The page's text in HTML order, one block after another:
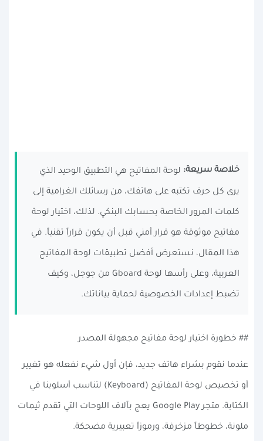
خلاصة سريعة: لوحة المفاتيح هي التطبيق الوحيد الذي
يرى كل حرف تكتبه على هاتفك، من رسائلك الغرامية إلى
كلمات المرور الخاصة بحسابك البنكي. لذلك، اختيار لوحة
مفاتيح موثوقة هو قرار أمني قبل أن يكون قراراً تقنياً. في
هذا المقال، نستعرض أفضل تطبيقات لوحة المفاتيح
العربية، وعلى رأسها لوحة Gboard من جوجل، وكيف
تضبط إعدادات الخصوصية لحماية بياناتك.
## خطورة اختيار لوحة مفاتيح مجهولة المصدر
عندما نقوم بشراء هاتف جديد، فإن أول شيء نفعله هو تغيير
أو تخصيص لوحة المفاتيح (Keyboard) لتناسب أسلوبنا في
الكتابة. متجر Google Play يعج بآلاف اللوحات التي تقدم ثيمات
ملونة، خطوطاً مزخرفة، ورموزاً تعبيرية مضحكة.